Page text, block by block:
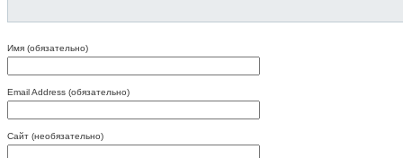
Имя (обязательно)
Email Address (обязательно)
Сайт (необязательно)